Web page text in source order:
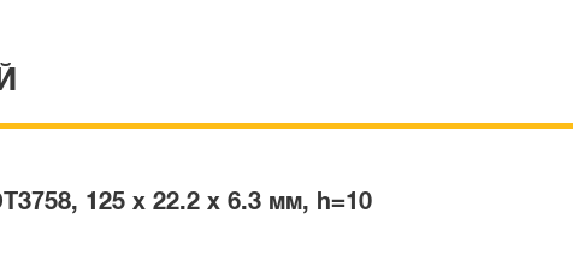
125 x 22.2 x 6.3 мм, h=10